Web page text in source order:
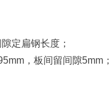
定扁钢长度；
，板间留间隙5mm；